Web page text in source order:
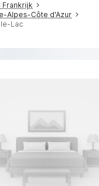
Frankrijk
Alpes-Côte d'Azur
Lac